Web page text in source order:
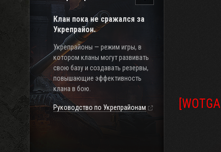
Клан пока не сражался за
Укрепрайон.
Укрепрайоны — режим игры, в
котором кланы могут развивать
свою базу и создавать резервы,
повышающие эффективность
клана в бою.
Руководство по Укрепрайонам